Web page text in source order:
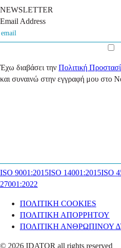
NEWSLETTER
Email Address
Έχω διαβάσει την Πολιτική
και συναινώ στην εγγραφή μου στο
ISO 9001:2015ISO 14001:2015ISO
27001:2022
ΠΟΛΙΤΙΚΗ COOKIES
ΠΟΛΙΤΙΚΗ ΑΠΟΡΡΗΤΟΥ
ΠΟΛΙΤΙΚΗ ΑΝΘΡΩΠΙΝΟΥ
© 2026 IDATOR all rights reserved